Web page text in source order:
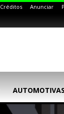
Créditos Anunciar
AUTOMOTIVAS